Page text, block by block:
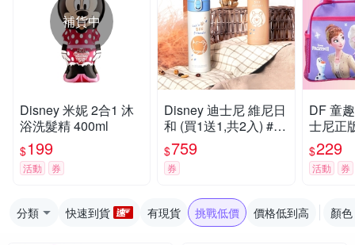
補貨中
Disney 米妮 2合1 沐
浴洗髮精 400ml
$199
活動 券
Disney 迪士尼 維尼日
和 (買1送1,共2入) #31
6不鏽鋼真空彈跳保溫
瓶400ml(快)
$759
券
DF 童
士尼正
口袋便
$229
活動 券
分類 快速到貨 有現貨 挑戰低價 價格低到高 顏色